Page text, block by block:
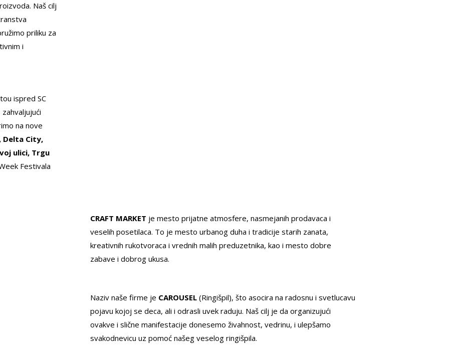
Naš cilj
priliku za
i
ispred SC
na nove
Delta City,
ulici, Trgu
Festivala
CRAFT MARKET je mesto prijatne atmosfere, nasmejanih prodavaca i
veselih posetilaca. To je mesto urbanog duha i tradicije starih zanata,
kreativnih rukotvoraca i vrednih malih preduzetnika, kao i mesto dobre
zabave i dobrog ukusa.
Naziv naše firme je CAROUSEL (Ringišpil), što asocira na radosnu i svetlucavu
pojavu kojoj se deca, ali i odrasli uvek raduju. Naš cilj je da organizujući
ovakve i slične manifestacije donesemo živahnost, vedrinu, i ulepšamo
svakodnevicu uz pomoć našeg veselog ringišpila.